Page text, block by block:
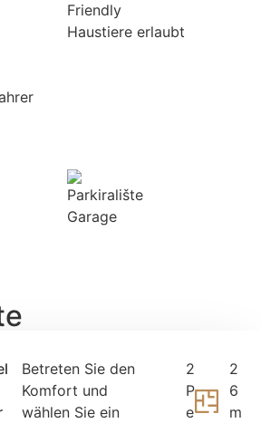
Haustiere erlaubt
Garage
Betreten Sie den
Komfort und
wählen Sie ein
2
P
e
2
6
m